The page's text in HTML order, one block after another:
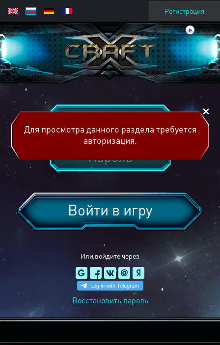
Регистрация
Или войдите через
Войти в игру
Восстановить пароль
Для просмотра данного раздела требуется
авторизация.